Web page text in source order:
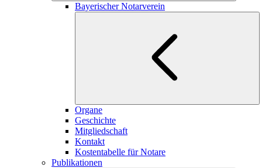
Bayerischer Notarverein
Organe
Geschichte
Mitgliedschaft
Kontakt
Kostentabelle für Notare
Publikationen